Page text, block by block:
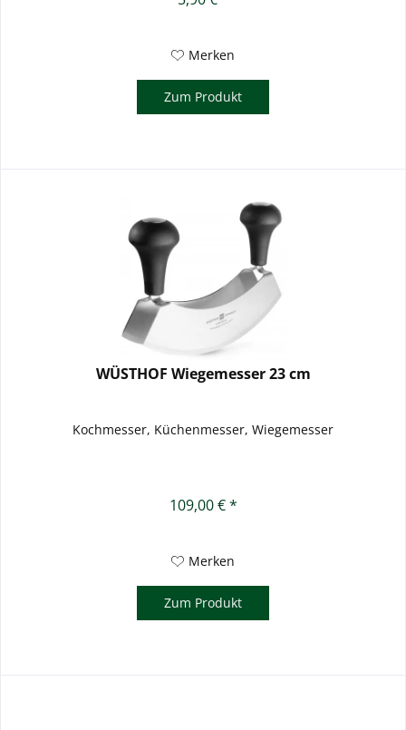
Merken
Zum Produkt
WÜSTHOF Wiegemesser 23 cm
Kochmesser, Küchenmesser, Wiegemesser
109,00 € *
Merken
Zum Produkt